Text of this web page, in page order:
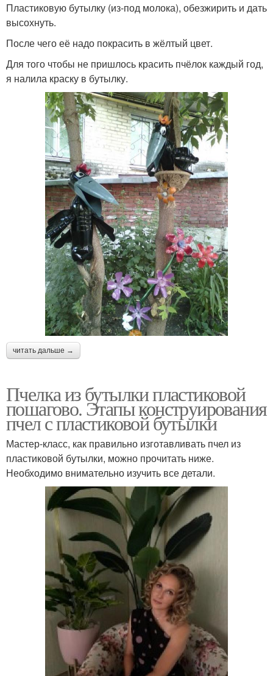
Пластиковую бутылку (из-под молока), обезжирить и дать
высохнуть.
После чего её надо покрасить в жёлтый цвет.
Для того чтобы не пришлось красить пчёлок каждый год,
я налила краску в бутылку.
читать дальше →
Пчелка из бутылки пластиковой
пошагово. Этапы конструирования
пчел с пластиковой бутылки
Мастер-класс, как правильно изготавливать пчел из
пластиковой бутылки, можно прочитать ниже.
Необходимо внимательно изучить все детали.